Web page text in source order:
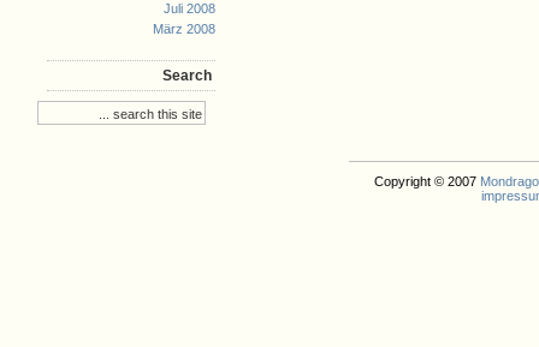
Juli 2008
März 2008
Search
Copyright © 2007